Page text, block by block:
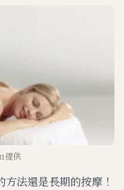
提供
法還是長期的按摩！